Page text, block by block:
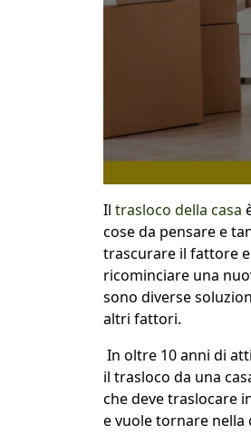
Il trasloco della casa
cose da pensare e
trascurare il fattore
ricominciare una
sono diverse
altri fattori.
In oltre 10 anni di
il trasloco da una
che deve traslocare
e vuole tornare nella